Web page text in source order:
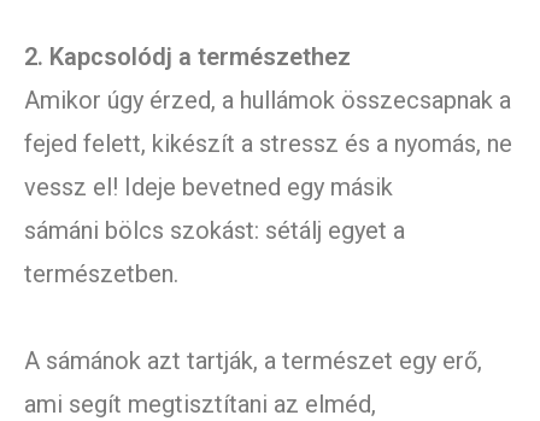
2. Kapcsolódj a természethez
Amikor úgy érzed, a hullámok összecsapnak a
fejed felett, kikészít a stressz és a nyomás, ne
vessz el! Ideje bevetned egy másik
sámáni bölcs szokást: sétálj egyet a
természetben.
A sámánok azt tartják, a természet egy erő,
ami segít megtisztítani az elméd,